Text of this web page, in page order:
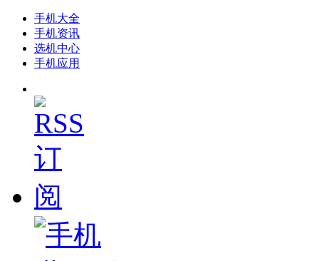
手机大全
手机资讯
选机中心
手机应用